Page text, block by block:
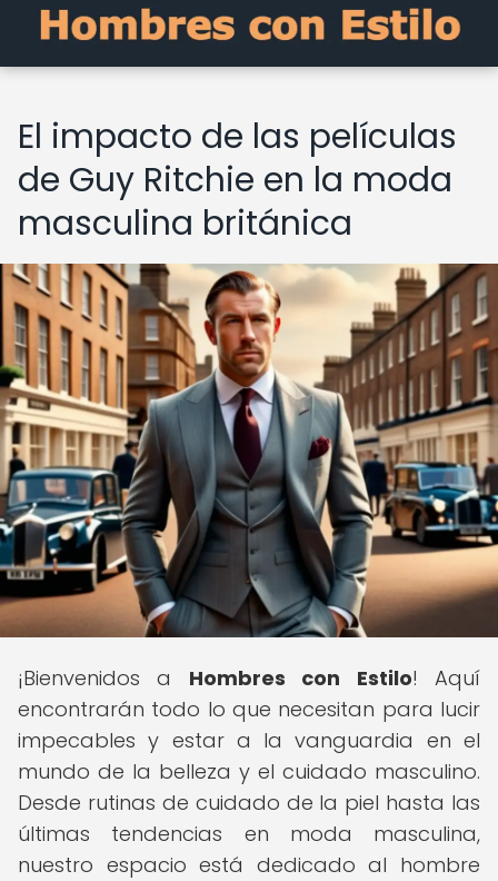
El impacto de las películas
de Guy Ritchie en la moda
masculina británica
¡Bienvenidos a Hombres con Estilo! Aquí
encontrarán todo lo que necesitan para lucir
impecables y estar a la vanguardia en el
mundo de la belleza y el cuidado masculino.
Desde rutinas de cuidado de la piel hasta las
últimas tendencias en moda masculina,
nuestro espacio está dedicado al hombre